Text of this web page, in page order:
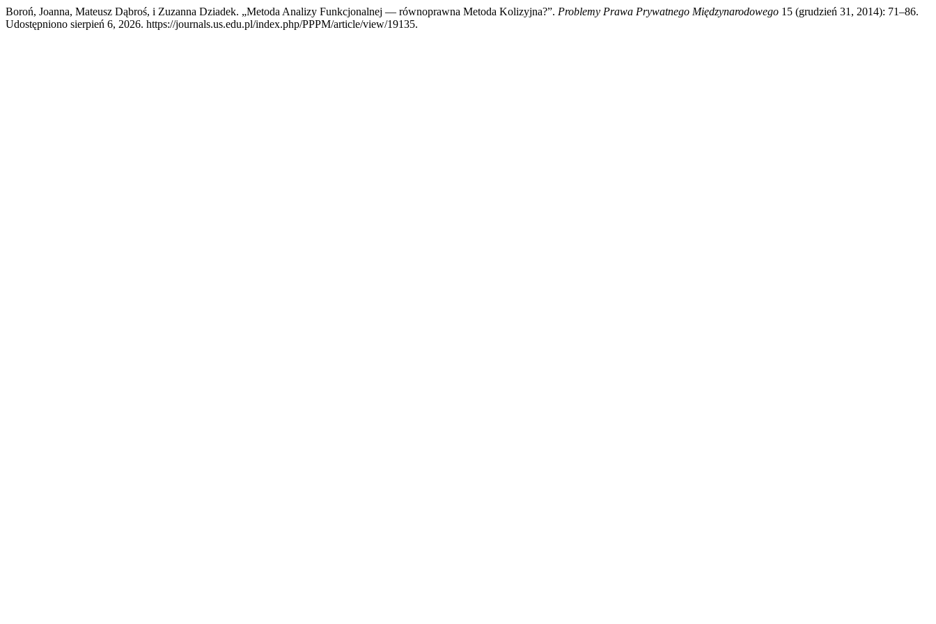
Boroń, Joanna, Mateusz Dąbroś, i Zuzanna Dziadek. „Metoda Analizy Funkcjonalnej — równoprawna Metoda Kolizyjna?”. Problemy Prawa Prywatnego Międzynarodowego 15 (grudzień 31, 2014): 71–86.
Udostępniono sierpień 6, 2026. https://journals.us.edu.pl/index.php/PPPM/article/view/19135.